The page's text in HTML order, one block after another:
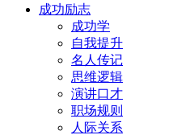
成功励志
成功学
自我提升
名人传记
思维逻辑
演讲口才
职场规则
人际关系